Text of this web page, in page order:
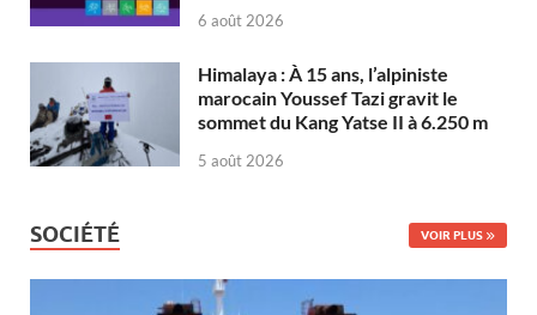
6 août 2026
Himalaya : À 15 ans, l’alpiniste
marocain Youssef Tazi gravit le
sommet du Kang Yatse II à 6.250 m
5 août 2026
SOCIÉTÉ VOIR PLUS